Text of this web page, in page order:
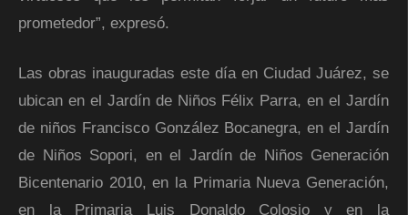
prometedor”, expresó.
Las obras inauguradas este día en Ciudad Juárez, se
ubican en el Jardín de Niños Félix Parra, en el Jardín
de niños Francisco González Bocanegra, en el Jardín
de Niños Sopori, en el Jardín de Niños Generación
Bicentenario 2010, en la Primaria Nueva Generación,
en la Primaria Luis Donaldo Colosio y en la